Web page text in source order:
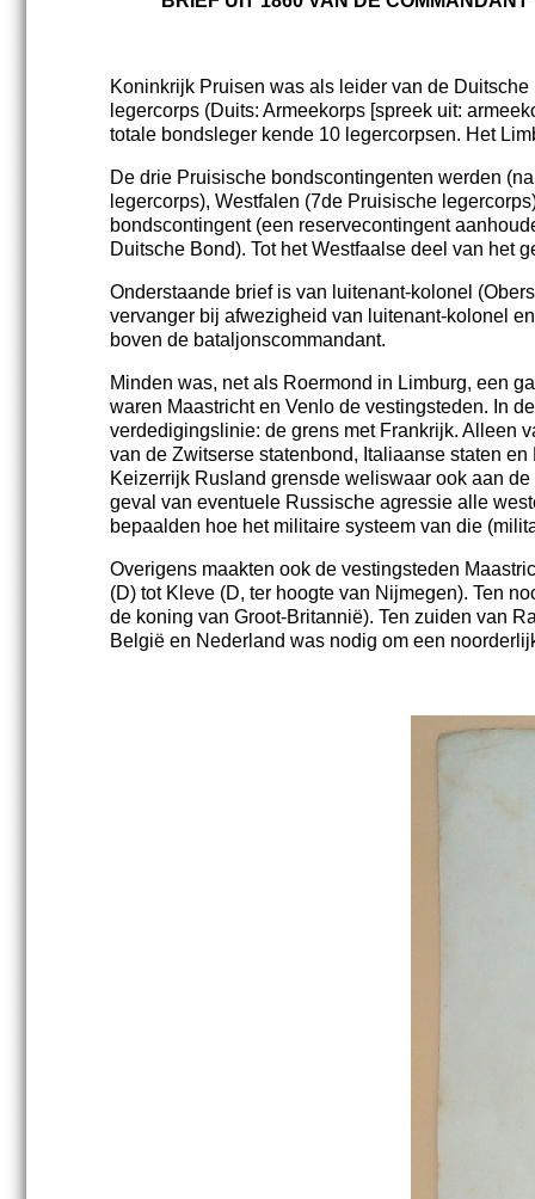
Koninkrijk Pruisen was als leider van de
legercorps (Duits: Armeekorps [spreek uit:
totale bondsleger kende 10 legercorpsen. Het
De drie Pruisische bondscontingenten werden
legercorps), Westfalen (7de Pruisische
bondscontingent (een reservecontingent
Duitsche Bond). Tot het Westfaalse deel van het
Onderstaande brief is van luitenant-kolonel
vervanger bij afwezigheid van luitenant-kolonel
boven de bataljonscommandant.
Minden was, net als Roermond in Limburg, een
waren Maastricht en Venlo de vestingsteden. In
verdedigingslinie: de grens met Frankrijk. Alleen
van de Zwitserse statenbond, Italiaanse staten
Keizerrijk Rusland grensde weliswaar ook aan
geval van eventuele Russische agressie alle
bepaalden hoe het militaire systeem van die
Overigens maakten ook de vestingsteden
(D) tot Kleve (D, ter hoogte van Nijmegen). Ten
de koning van Groot-Britannië). Ten zuiden van
België en Nederland was nodig om een